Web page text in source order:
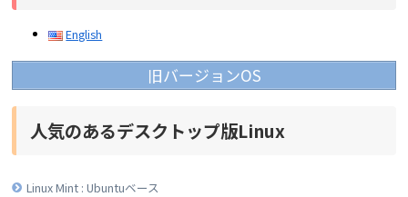
English
旧バージョンOS
人気のあるデスクトップ版Linux
Linux Mint : Ubuntuベース